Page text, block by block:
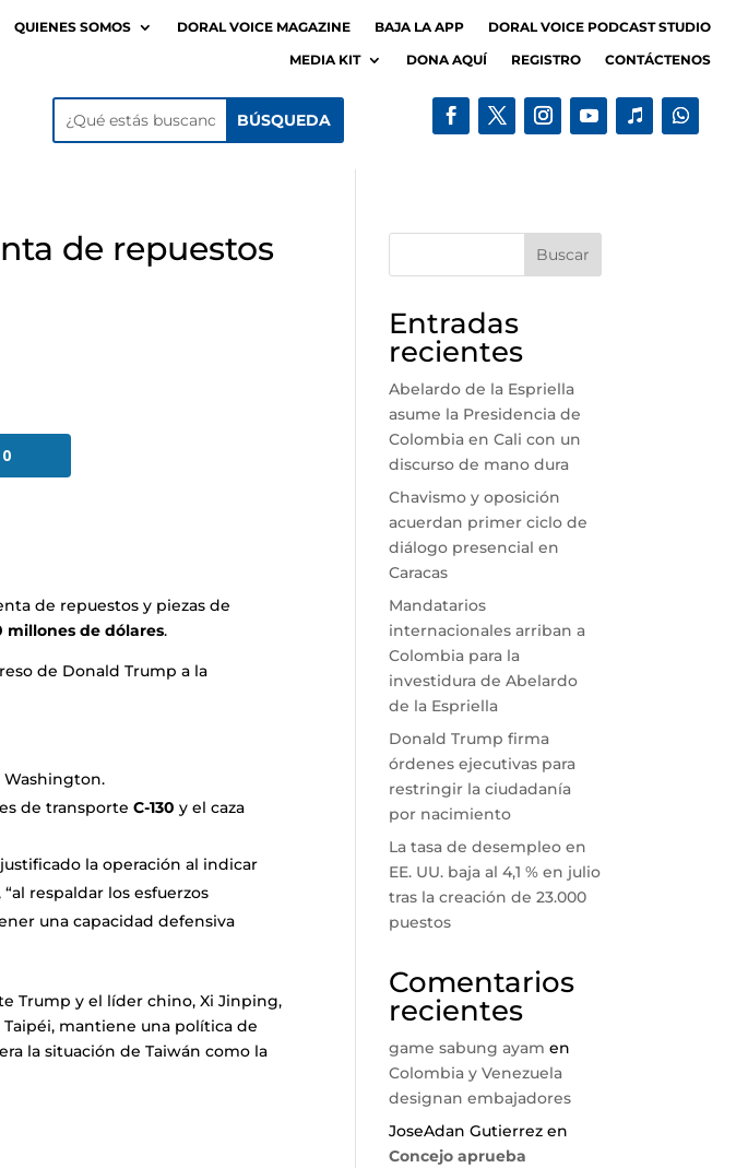
QUIENES SOMOS DORAL VOICE MAGAZINE BAJA LA APP
DORAL VOICE PODCAST STUDIO
MEDIA KIT
DONA AQUÍ REGISTRO CONTÁCTENOS
de repuestos
0
de repuestos y piezas de
millones de dólares.
de Donald Trump a la
Washington.
de transporteC-130 y el caza
la operación al indicar
respaldar los esfuerzos
una capacidad defensiva
Trump y el líder chino, Xi Jinping,
mantiene una política de
la situación de Taiwán como la
Buscar
Entradas
recientes
Abelardo de la Espriella
asume la Presidencia de
Colombia en Cali con un
discurso de mano dura
Chavismo y oposición
acuerdan primer ciclo de
diálogo presencial en
Caracas
Mandatarios
internacionales arriban a
Colombia para la
investidura de Abelardo
de la Espriella
Donald Trump firma
órdenes ejecutivas para
restringir la ciudadanía
por nacimiento
La tasa de desempleo en
EE. UU. baja al 4,1 % en julio
tras la creación de 23.000
puestos
Comentarios
recientes
game sabung ayam en
Colombia y Venezuela
designan embajadores
JoseAdan Gutierrez en
Concejo aprueba